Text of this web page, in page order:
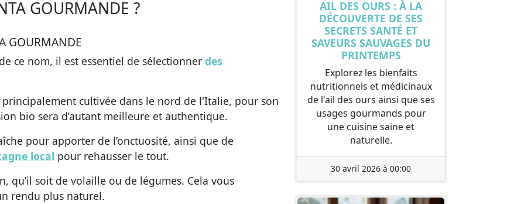
GOURMANDE ?
GOURMANDE
ce nom, il est essentiel de sélectionner des
cultivée dans le nord de l'Italie, pour son
bio sera d’autant meilleure et authentique.
pour apporter de l’onctuosité, ainsi que de
local pour rehausser le tout.
qu’il soit de volaille ou de légumes. Cela vous
rendu plus naturel.
AIL DES OURS : À LA
DÉCOUVERTE DE SES
SECRETS SANTÉ ET
SAVEURS SAUVAGES DU
PRINTEMPS
Explorez les bienfaits
nutritionnels et médicinaux
de l'ail des ours ainsi que ses
usages gourmands pour
une cuisine saine et
naturelle.
30 avril 2026 à 00:00